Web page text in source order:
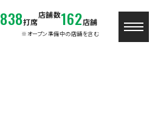
838打席
店舗数162店舗
※オープン準備中の店舗を含む